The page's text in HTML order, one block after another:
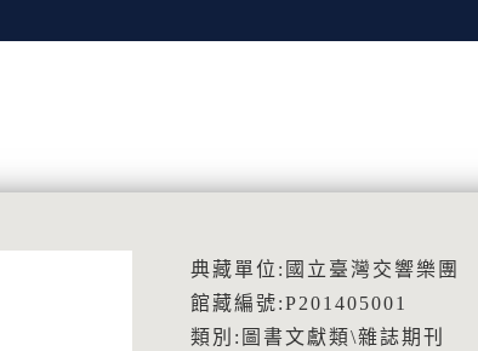
典藏單位:國立臺灣交響樂團
館藏編號:P201405001
類別:圖書文獻類\雜誌期刊